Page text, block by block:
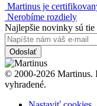
Martinus je
Nerobíme rozdiely
Najlepšie novinky sú
Odoslať
© 2000-2026 Martinus.
vyhradené.